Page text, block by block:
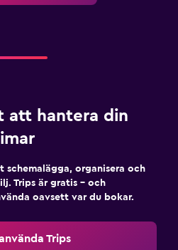
att hantera din
organisera och
Trips är gratis – och
oavsett var du bokar.
Trips